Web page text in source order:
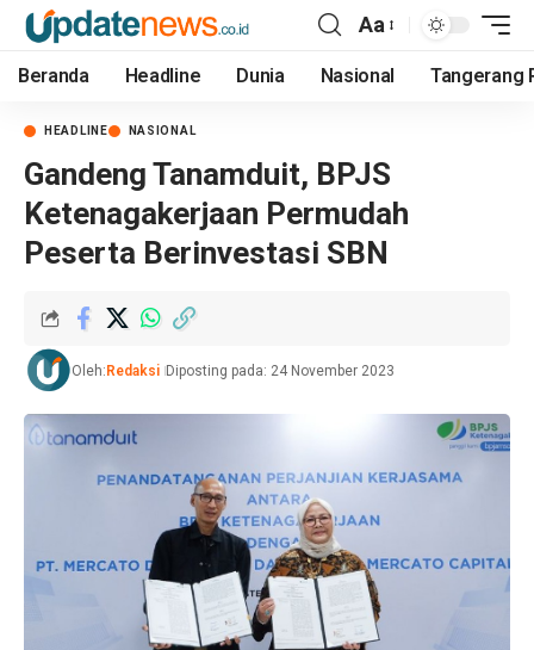
Aa
Beranda Headline Dunia Nasional Tangerang
HEADLINE NASIONAL
Gandeng Tanamduit, BPJS
Ketenagakerjaan Permudah
Peserta Berinvestasi SBN
Oleh: Redaksi Diposting pada: 24 November 2023